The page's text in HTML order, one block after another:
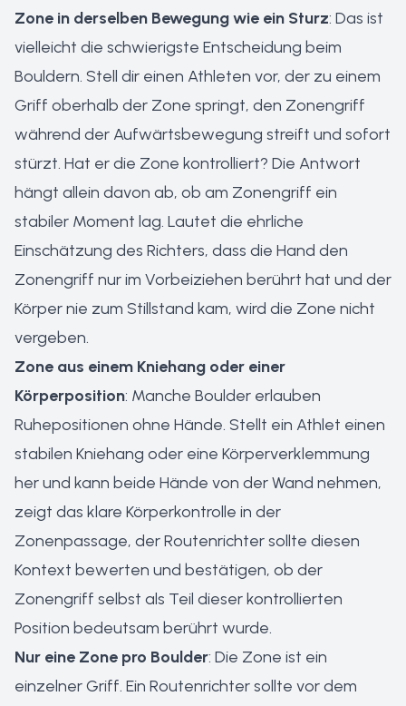
Zone in derselben Bewegung wie ein Sturz: Das ist
vielleicht die schwierigste Entscheidung beim
Bouldern. Stell dir einen Athleten vor, der zu einem
Griff oberhalb der Zone springt, den Zonengriff
während der Aufwärtsbewegung streift und sofort
stürzt. Hat er die Zone kontrolliert? Die Antwort
hängt allein davon ab, ob am Zonengriff ein
stabiler Moment lag. Lautet die ehrliche
Einschätzung des Richters, dass die Hand den
Zonengriff nur im Vorbeiziehen berührt hat und der
Körper nie zum Stillstand kam, wird die Zone nicht
vergeben.
Zone aus einem Kniehang oder einer
Körperposition: Manche Boulder erlauben
Ruhepositionen ohne Hände. Stellt ein Athlet einen
stabilen Kniehang oder eine Körperverklemmung
her und kann beide Hände von der Wand nehmen,
zeigt das klare Körperkontrolle in der
Zonenpassage, der Routenrichter sollte diesen
Kontext bewerten und bestätigen, ob der
Zonengriff selbst als Teil dieser kontrollierten
Position bedeutsam berührt wurde.
Nur eine Zone pro Boulder: Die Zone ist ein
einzelner Griff. Ein Routenrichter sollte vor dem